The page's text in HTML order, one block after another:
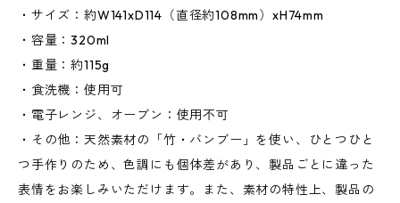
・サイズ：約W141xD114（直径約108mm）xH74mm
・容量：320ml
・重量：約115g
・食洗機：使用可
・電子レンジ、オーブン：使用不可
・その他：天然素材の「竹・バンブー」を使い、ひとつひと
つ手作りのため、色調にも個体差があり、製品ごとに違った
表情をお楽しみいただけます。また、素材の特性上、製品の